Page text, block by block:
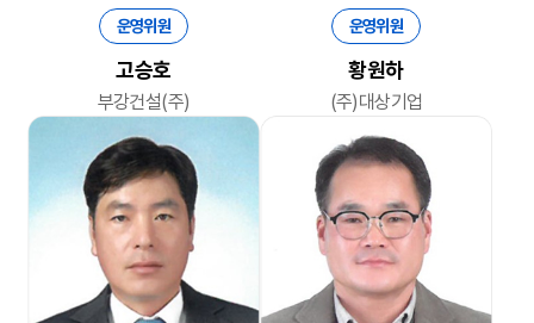
운영위원
고승호
부강건설(주)
운영위원
황원하
(주)대상기업